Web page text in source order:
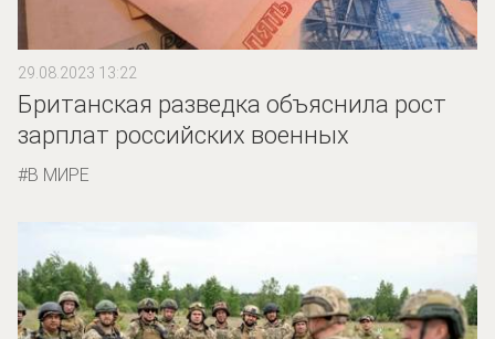
29.08.2023 13:22
Британская разведка объяснила рост
зарплат российских военных
В МИРЕ